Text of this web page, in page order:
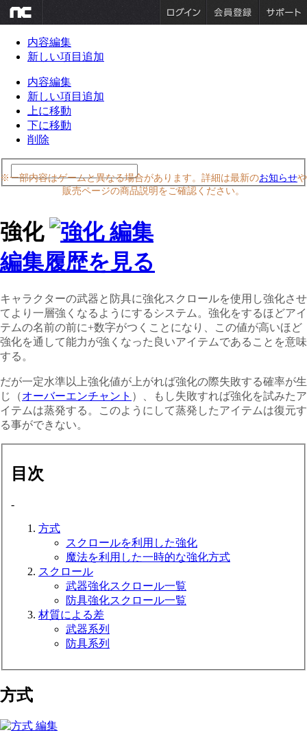
内容編集
新しい項目追加
内容編集
新しい項目追加
上に移動
下に移動
削除
※一部内容はゲームと異なる場合があります。詳細は最新のお知らせや
販売ページの商品説明をご確認ください。
強化
編集履歴を見る
キャラクターの武器と防具に強化スクロールを使用し強化させ
てより一層強くなるようにするシステム。強化をするほどアイ
テムの名前の前に+数字がつくことになり、この値が高いほど
強化を通して能力が強くなった良いアイテムであることを意味
する。
だが一定水準以上強化値が上がれば強化の際失敗する確率が生
じ（オーバーエンチャント ）、もし失敗すれば強化を試みたア
イテムは蒸発する。このようにして蒸発したアイテムは復元す
る事ができない。
目次
-
方式
スクロールを利用した強化
魔法を利用した一時的な強化方式
スクロール
武器強化スクロール一覧
防具強化スクロール一覧
材質による差
武器系列
防具系列
方式